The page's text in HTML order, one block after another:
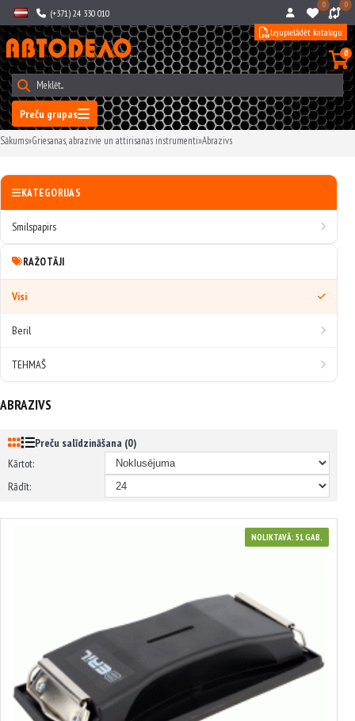
(+371) 24 330 010
0 0
Preču grupas
0
Lejupielādēt katalogu
Sākums»Griesanas, abrazivie un attirisanas instrumenti»Abrazivs
KATEGORIJAS
Smilspapirs
RAŽOTĀJI
Visi
Beril
TEHMAŠ
ABRAZIVS
Preču salīdzināšana (0)
Kārtot:
Rādīt:
NOLIKTAVĀ: 51 GAB.